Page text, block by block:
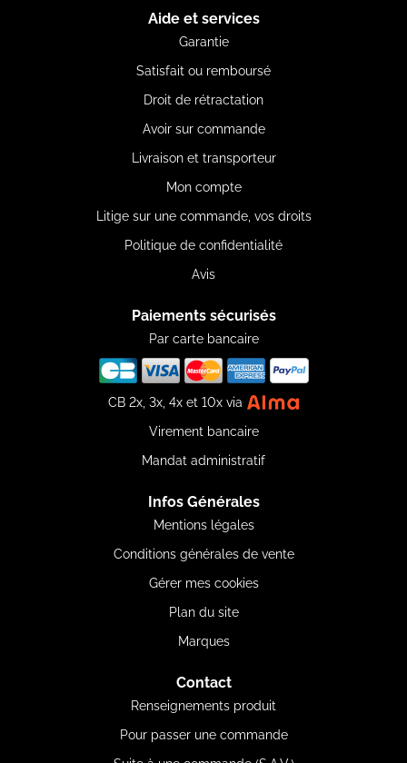
Aide et services
Garantie
Satisfait ou remboursé
Droit de rétractation
Avoir sur commande
Livraison et transporteur
Mon compte
Litige sur une commande, vos droits
Politique de confidentialité
Avis
Paiements sécurisés
Par carte bancaire
CB 2x, 3x, 4x et 10x via
Virement bancaire
Mandat administratif
Infos Générales
Mentions légales
Conditions générales de vente
Gérer mes cookies
Plan du site
Marques
Contact
Renseignements produit
Pour passer une commande